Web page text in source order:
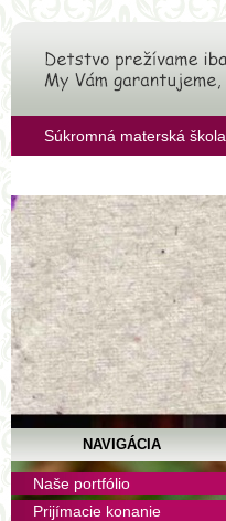
Súkromná materská škola
NAVIGÁCIA
Naše portfólio
Prijímacie konanie